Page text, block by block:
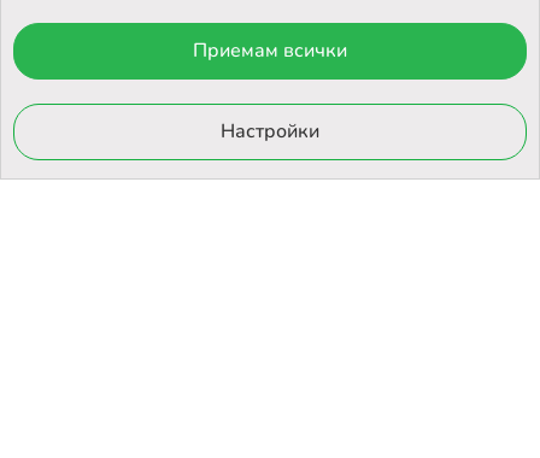
© 2026 Otrovi.com. Всички права запазени ™ |Карта на сайта
Онлайн магазин
Приемам всички
Настройки